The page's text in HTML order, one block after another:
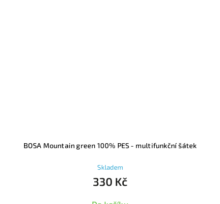
BOSA Mountain green 100% PES - multifunkční šátek
Skladem
330 Kč